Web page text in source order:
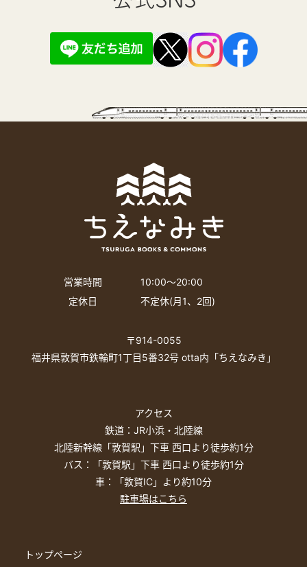
営業時間
10:00〜20:00
定休日
不定休(月1、2回)
〒914-0055
福井県敦賀市鉄輪町1丁目5番32号 otta内「ちえなみき」
アクセス
鉄道：JR小浜・北陸線
北陸新幹線「敦賀駅」下車 西口より徒歩約1分
バス：「敦賀駅」下車 西口より徒歩約1分
車：「敦賀IC」より約10分
駐車場はこちら
トップページ